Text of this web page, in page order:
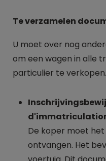
Te verzamelen
U moet over nog
om een wagen in alle
particulier te verkopen.
De koper moet het
ontvangen. Het